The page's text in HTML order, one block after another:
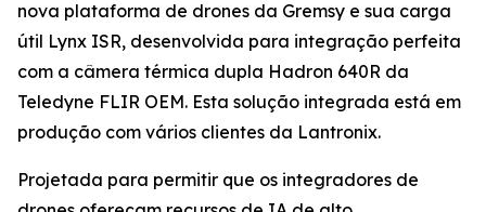
nova plataforma de drones da Gremsy e sua carga
útil Lynx ISR, desenvolvida para integração perfeita
com a câmera térmica dupla Hadron 640R da
Teledyne FLIR OEM. Esta solução integrada está em
produção com vários clientes da Lantronix.
Projetada para permitir que os integradores de